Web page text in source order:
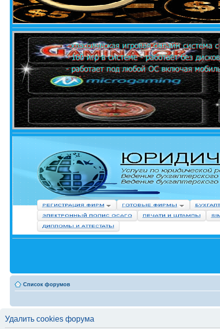
Список форумов
Удалить cookies форума